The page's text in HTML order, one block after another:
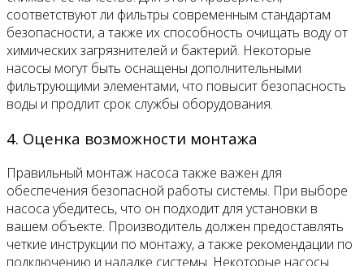
соответствуют ли фильтры современным стандартам
безопасности, а также их способность очищать воду от
химических загрязнителей и бактерий. Некоторые
насосы могут быть оснащены дополнительными
фильтрующими элементами, что повысит безопасность
воды и продлит срок службы оборудования.
4. Оценка возможности монтажа
Правильный монтаж насоса также важен для
обеспечения безопасной работы системы. При выборе
насоса убедитесь, что он подходит для установки в
вашем объекте. Производитель должен предоставлять
четкие инструкции по монтажу, а также рекомендации по
подключению и наладке системы. Некоторые насосы